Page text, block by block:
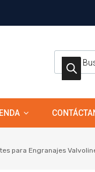
para Engranajes